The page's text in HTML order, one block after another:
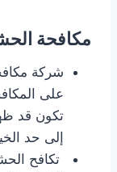
مكافحة
شركة
على
تكون قد
إلى حد
تكافح